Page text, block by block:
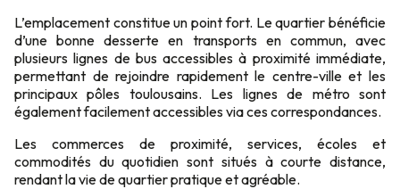
L’emplacement constitue un point fort. Le quartier bénéficie
d’une bonne desserte en transports en commun, avec
plusieurs lignes de bus accessibles à proximité immédiate,
permettant de rejoindre rapidement le centre-ville et les
principaux pôles toulousains. Les lignes de métro sont
également facilement accessibles via ces correspondances.
Les commerces de proximité, services, écoles et
commodités du quotidien sont situés à courte distance,
rendant la vie de quartier pratique et agréable.